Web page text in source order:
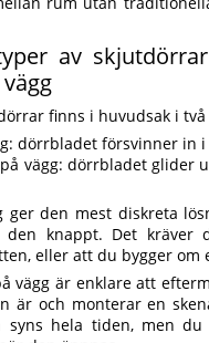
av
finns i huvudsak i
dörrbladet försvinner in i
vägg: dörrbladet glider
ger den mest diskreta
knappt. Det kräver
eller att du bygger om
vägg är enklare att
är och monterar en
syns hela tiden, men